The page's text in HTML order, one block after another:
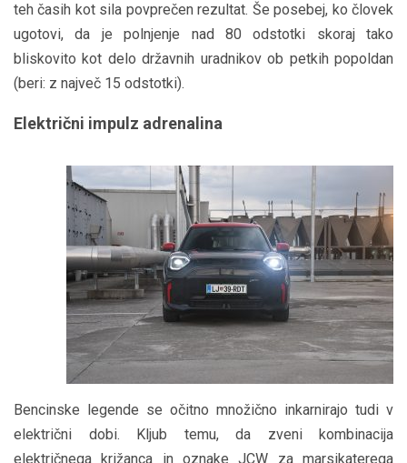
teh časih kot sila povprečen rezultat. Še posebej, ko človek
ugotovi, da je polnjenje nad 80 odstotki skoraj tako
bliskovito kot delo državnih uradnikov ob petkih popoldan
(beri: z največ 15 odstotki).
Električni impulz adrenalina
Bencinske legende se očitno množično inkarnirajo tudi v
električni dobi. Kljub temu, da zveni kombinacija
električnega križanca in oznake JCW za marsikaterega